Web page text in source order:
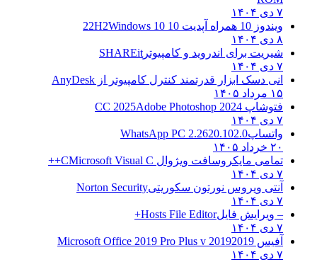
۷ دی ۱۴۰۴
ویندوز 10 همراه آپدیت 10 22H2
Windows 10
۸ دی ۱۴۰۴
شیریت برای اندروید و کامپیوتر SHAREit
۷ دی ۱۴۰۴
انی دسک ابزار قدرتمند کنترل کامپیوتر از AnyDesk
۱۵ مرداد ۱۴۰۵
فتوشاپ CC 2025 Adobe Photoshop 2024
۷ دی ۱۴۰۴
واتساپWhatsApp PC 2.2620.102.0
۲۰ خرداد ۱۴۰۵
تمامی مایکروسافت ویژوال C Microsoft Visual C++
۷ دی ۱۴۰۴
آنتی ویروس نورتون سکوریتیNorton Security
۷ دی ۱۴۰۴
– ویرایش فایلHosts File Editor+
۷ دی ۱۴۰۴
آفیس 2019 2019 Microsoft Office 2019 Pro Plus v
۷ دی ۱۴۰۴